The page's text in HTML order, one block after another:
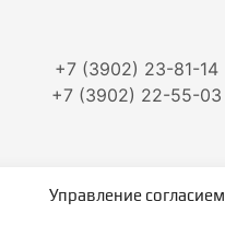
Управление согласием
+7 (3902) 23-81-14
+7 (3902) 22-55-03
г. Абакан, ул.Тараса